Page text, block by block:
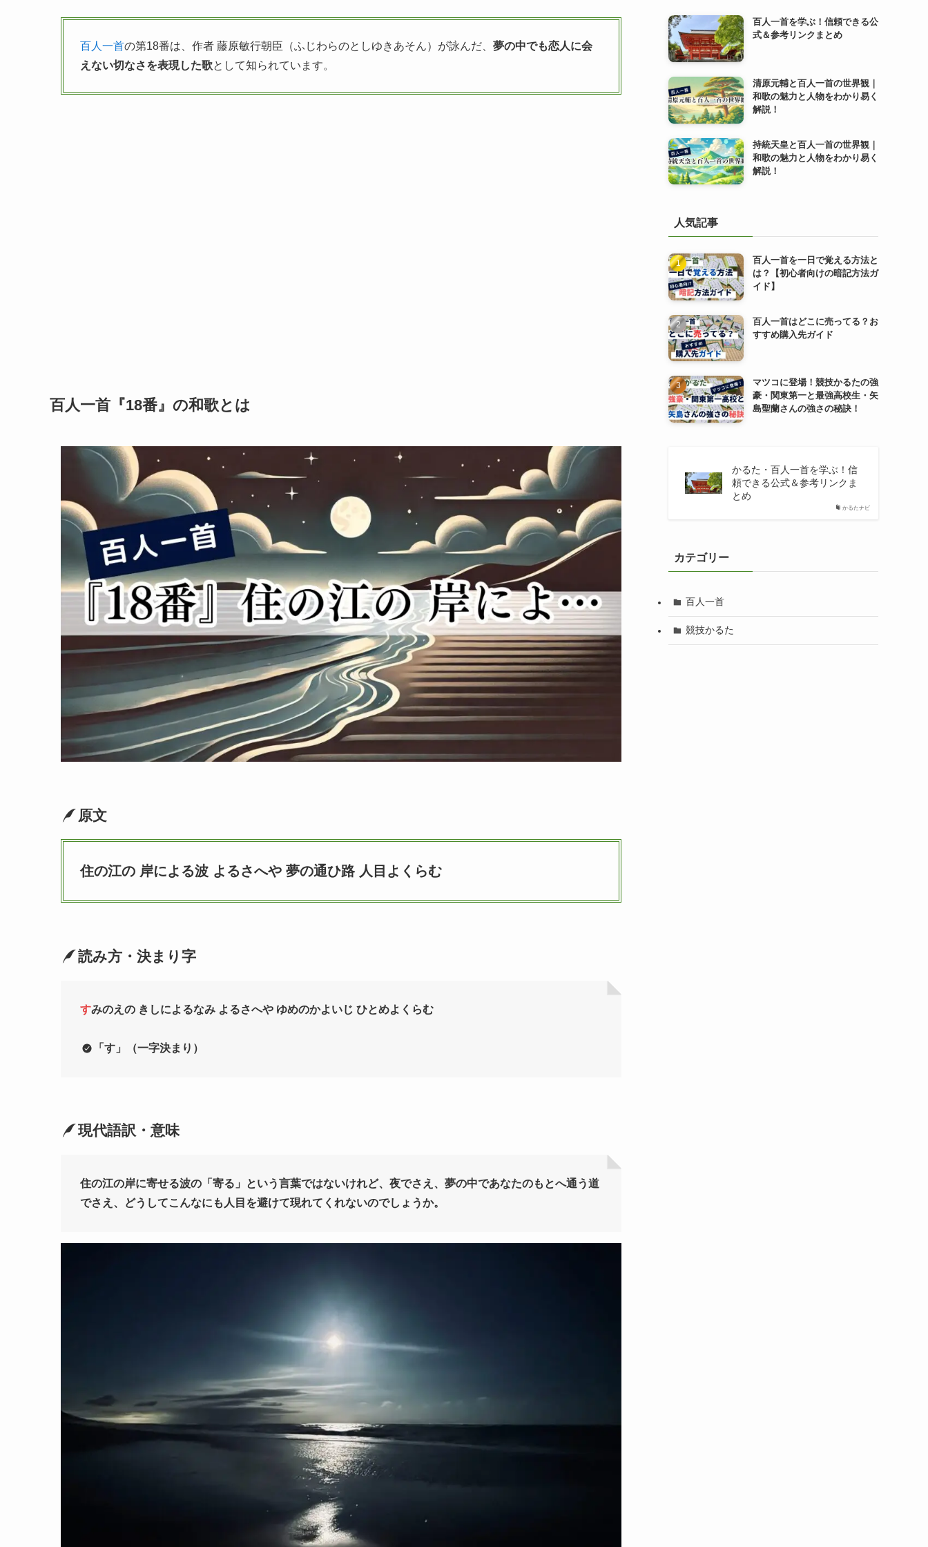
百人一首の第18番は、作者 藤原敏行朝臣（ふじわらのとしゆきあそん）が詠んだ、 夢の中でも恋人に会
えない切なさを表現した歌として知られています。
百人一首『18番』の和歌とは
原文
住の江の 岸による波 よるさへや 夢の通ひ路 人目よくらむ
読み方・決まり字
すみのえの きしによるなみ よるさへや ゆめのかよいじ ひとめよくらむ
「す」（一字決まり）
現代語訳・意味
住の江の岸に寄せる波の「寄る」という言葉ではないけれど、夜でさえ、夢の中であなたのもとへ通う道
でさえ、どうしてこんなにも人目を避けて現れてくれないのでしょうか。
百人一首を学ぶ！信頼できる公
式＆参考リンクまとめ
清原元輔と百人一首の世界観｜
和歌の魅力と人物をわかり易く
解説！
持統天皇と百人一首の世界観｜
和歌の魅力と人物をわかり易く
解説！
人気記事
百人一首を一日で覚える方法と
は？【初心者向けの暗記方法ガ
イド】
百人一首はどこに売ってる？お
すすめ購入先ガイド
マツコに登場！競技かるたの強
豪・関東第一と最強高校生・矢
島聖蘭さんの強さの秘訣！
かるたナビ
かるた・百人一首を学ぶ！信
頼できる公式＆参考リンクま
とめ
カテゴリー
百人一首
競技かるた